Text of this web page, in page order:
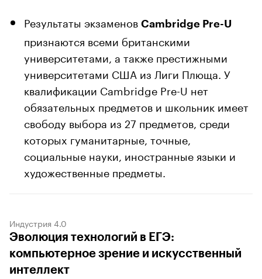
Результаты экзаменов Cambridge Pre-U
признаются всеми британскими
университетами, а также престижными
университетами США из Лиги Плюща. У
квалификации Cambridge Pre-U нет
обязательных предметов и школьник имеет
свободу выбора из 27 предметов, среди
которых гуманитарные, точные,
социальные науки, иностранные языки и
художественные предметы.
Индустрия 4.0
Эволюция технологий в ЕГЭ:
компьютерное зрение и искусственный
интеллект